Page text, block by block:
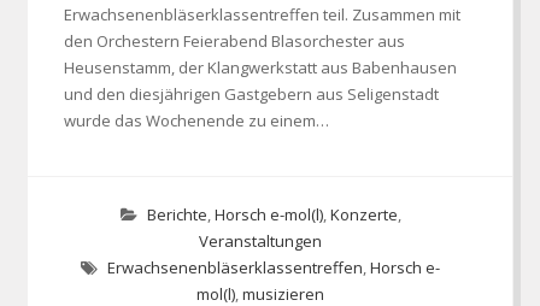
Erwachsenenbläserklassentreffen teil. Zusammen mit
den Orchestern Feierabend Blasorchester aus
Heusenstamm, der Klangwerkstatt aus Babenhausen
und den diesjährigen Gastgebern aus Seligenstadt
wurde das Wochenende zu einem…
Berichte,Horsch e-mol(l),Konzerte,
Veranstaltungen
Erwachsenenbläserklassentreffen,Horsch e-
mol(l),musizieren